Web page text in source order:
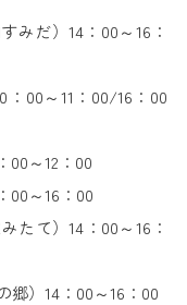
みだ）14：00～16：
00～11：00/16：00
～12：00
00～16：00
たて）14：00～16：
）14：00～16：00